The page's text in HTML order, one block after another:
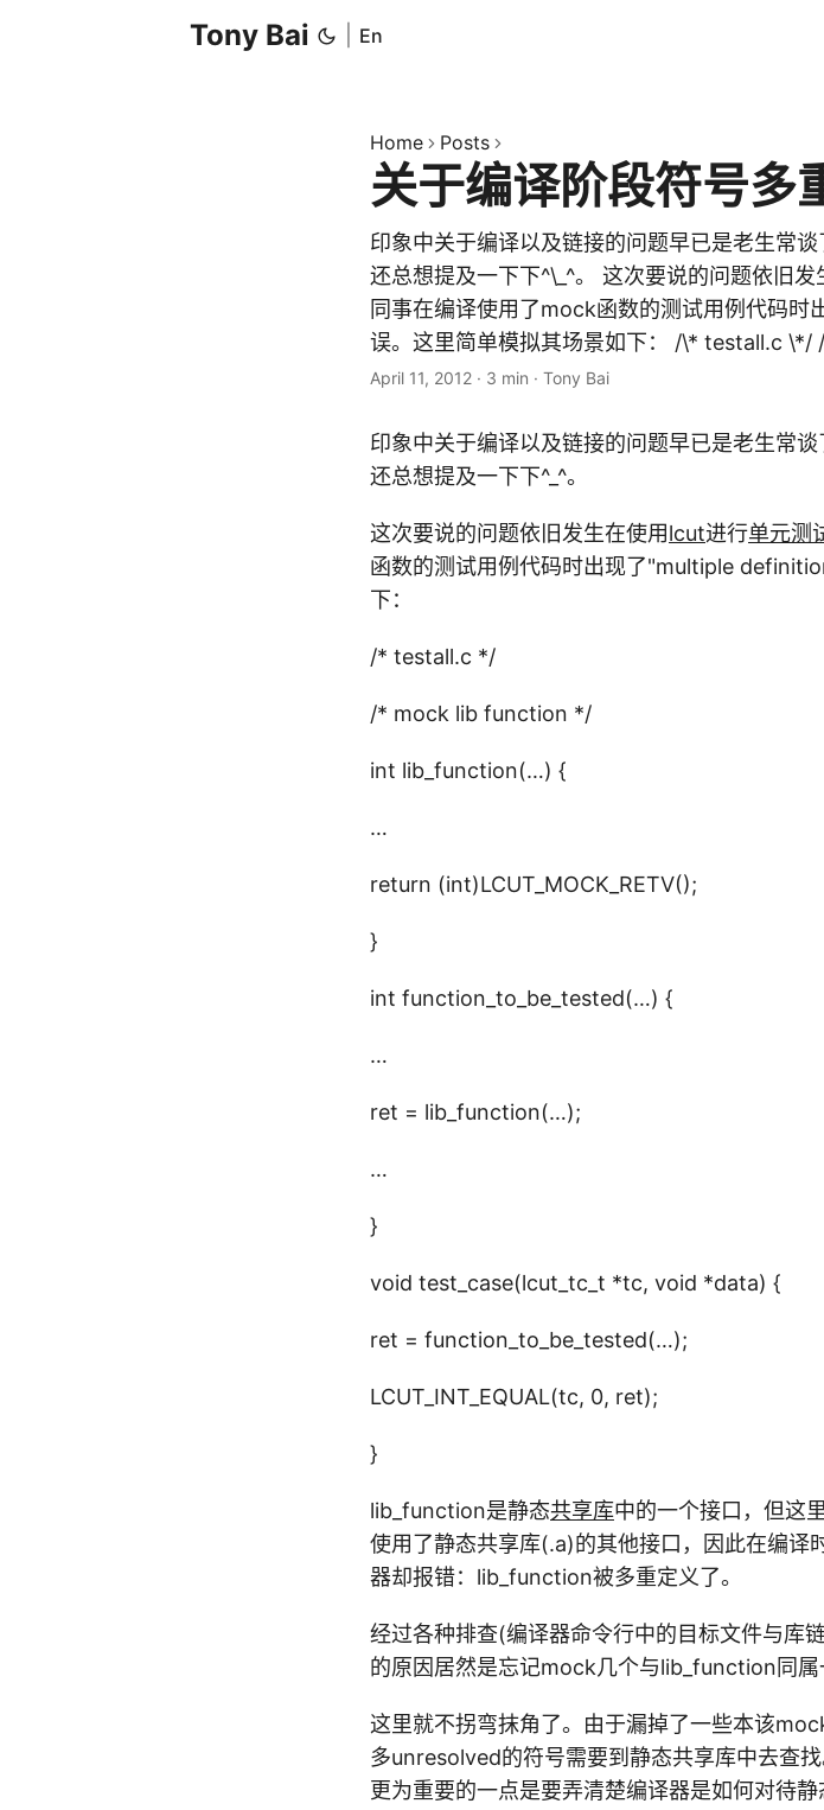
Tony Bai En
Home Posts
关于编译阶段符号多
印象中关于编译以及链接的问题早已是老生常
还总想提及一下下^\_^。 这次要说的问题依旧
同事在编译使用了mock函数的测试用例代码
误。这里简单模拟其场景如下： /\* testall.c
April 11, 2012 · 3 min · Tony Bai
印象中关于编译以及链接的问题早已是老生常
还总想提及一下下^_^。
这次要说的问题依旧发生在使用lcut进行单元测
函数的测试用例代码时出现了"multiple
下：
/* testall.c */
/* mock lib function */
int lib_function(…) {
…
return (int)LCUT_MOCK_RETV();
}
int function_to_be_tested(…) {
…
ret = lib_function(…);
…
}
void test_case(lcut_tc_t *tc, void *data) {
ret = function_to_be_tested(…);
LCUT_INT_EQUAL(tc, 0, ret);
}
lib_function是静态共享库中的一个接口，但这
使用了静态共享库(.a)的其他接口，因此在编译
器却报错：lib_function被多重定义了。
经过各种排查(编译器命令行中的目标文件与库
的原因居然是忘记mock几个与lib_function同属
这里就不拐弯抹角了。由于漏掉了一些本该
多unresolved的符号需要到静态共享库中去查
更为重要的一点是要弄清楚编译器是如何对待